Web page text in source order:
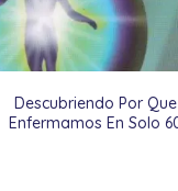
Descubriendo Por Que
Enfermamos En Solo